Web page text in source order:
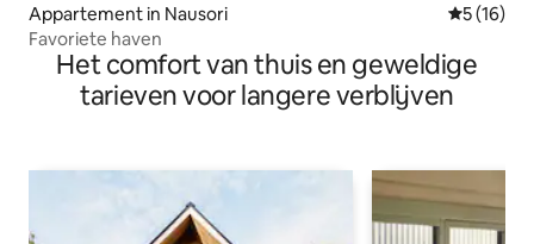
Appartement in Nausori
5 (16)
Favoriete haven
Het comfort van thuis en geweldige
tarieven voor langere verblijven